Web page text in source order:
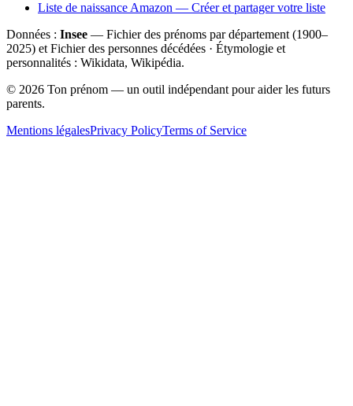
Liste de naissance Amazon — Créer et partager votre liste
Données : Insee — Fichier des prénoms par département (1900–
2025) et Fichier des personnes décédées · Étymologie et
personnalités : Wikidata, Wikipédia.
© 2026 Ton prénom — un outil indépendant pour aider les futurs
parents.
Mentions légalesPrivacy PolicyTerms of Service